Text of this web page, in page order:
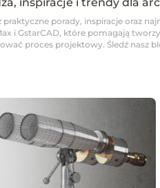
praktyczne porady, inspiracje oraz
i GstarCAD, które pomagają
proces projektowy. Śledź nasz